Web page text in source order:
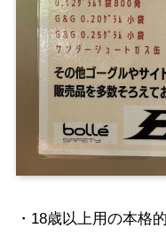
・18歳以上用の本格